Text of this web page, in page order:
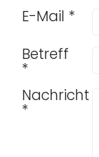
E-Mail *
Betreff
*
Nachricht
*